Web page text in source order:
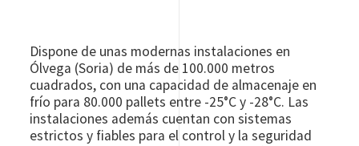
Dispone de unas modernas instalaciones en
Ólvega (Soria) de más de 100.000 metros
cuadrados, con una capacidad de almacenaje en
frío para 80.000 pallets entre -25°C y -28°C. Las
instalaciones además cuentan con sistemas
estrictos y fiables para el control y la seguridad